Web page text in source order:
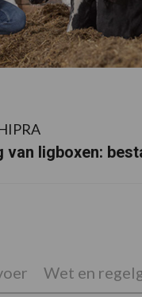
van ligboxen:
Wet en